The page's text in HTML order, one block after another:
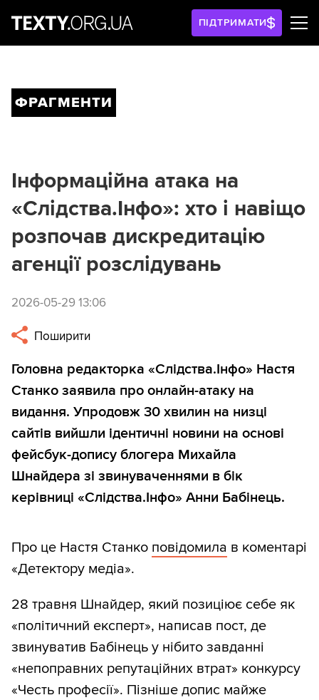
ПІДТРИМАТИ
ФРАГМЕНТИ
Інформаційна атака на
«Слідства.Інфо»: хто і навіщо
розпочав дискредитацію
агенції розслідувань
2026-05-29 13:06
Поширити
Головна редакторка «Слідства.Інфо» Настя
Станко заявила про онлайн-атаку на
видання. Упродовж 30 хвилин на низці
сайтів вийшли ідентичні новини на основі
фейсбук-допису блогера Михайла
Шнайдера зі звинуваченнями в бік
керівниці «Слідства.Інфо» Анни Бабінець.
Про це Настя Станко повідомила в коментарі
«Детектору медіа».
28 травня Шнайдер, який позиціює себе як
«політичний експерт», написав пост, де
звинуватив Бабінець у нібито завданні
«непоправних репутаційних втрат» конкурсу
«Честь професії». Пізніше допис майже